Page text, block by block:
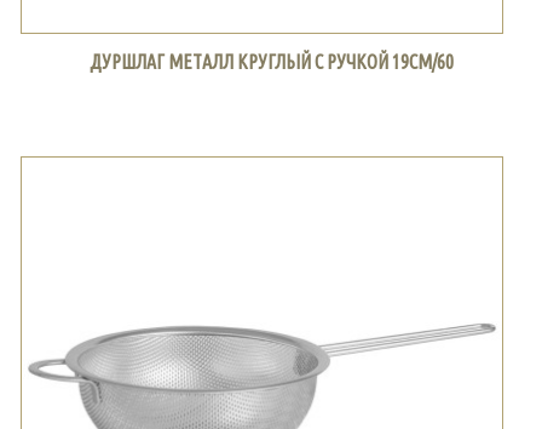
ДУРШЛАГ МЕТАЛЛ КРУГЛЫЙ С РУЧКОЙ 19СМ/60